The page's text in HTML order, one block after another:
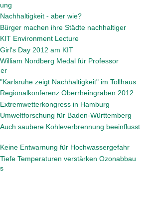
Nachhaltigkeit - aber wie?
Bürger machen ihre Städte nachhaltiger
KIT Environment Lecture
Girl's Day 2012 am KIT
William Nordberg Medal für Professor
"Karlsruhe zeigt Nachhaltigkeit" im Tollhaus
Regionalkonferenz Oberrheingraben 2012
Extremwetterkongress in Hamburg
Umweltforschung für Baden-Württemberg
Auch saubere Kohleverbrennung beeinflusst
Keine Entwarnung für Hochwassergefahr
Tiefe Temperaturen verstärken Ozonabbau